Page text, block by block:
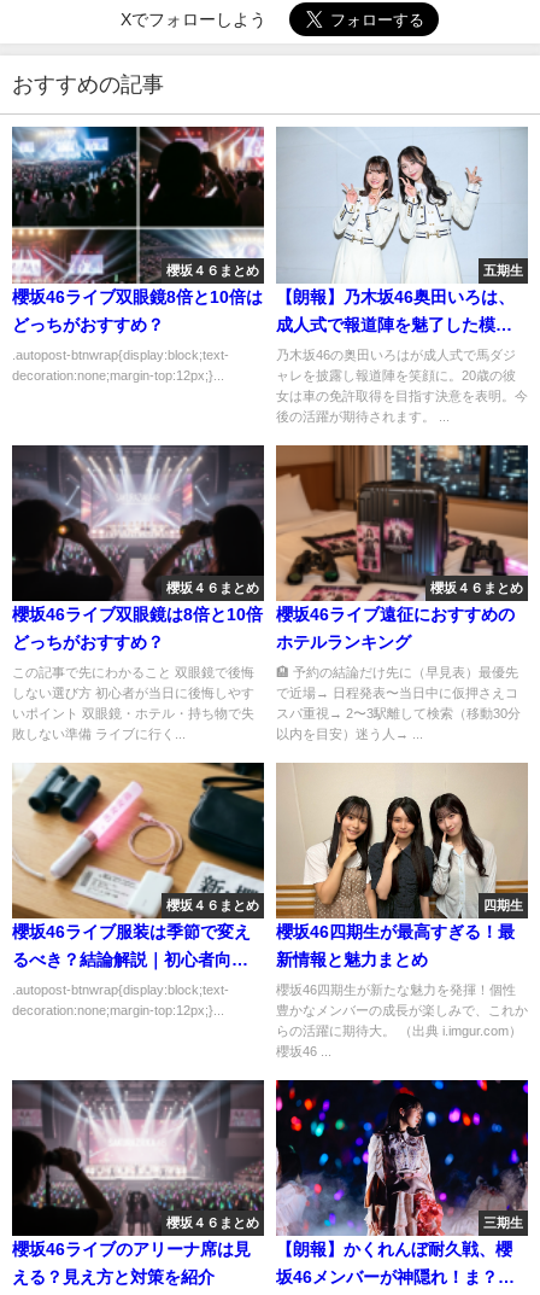
Xでフォローしよう
おすすめの記事
櫻坂４６まとめ
櫻坂46ライブ双眼鏡8倍と10倍は
どっちがおすすめ？
.autopost-btnwrap{display:block;text-
decoration:none;margin-top:12px;}...
五期生
【朗報】乃木坂46奥田いろは、
成人式で報道陣を魅了した模
様！
乃木坂46の奥田いろはが成人式で馬ダジ
ャレを披露し報道陣を笑顔に。20歳の彼
女は車の免許取得を目指す決意を表明。今
後の活躍が期待されます。 ...
櫻坂４６まとめ
櫻坂46ライブ双眼鏡は8倍と10倍
どっちがおすすめ？
この記事で先にわかること 双眼鏡で後悔
しない選び方 初心者が当日に後悔しやす
いポイント 双眼鏡・ホテル・持ち物で失
敗しない準備 ライブに行く...
櫻坂４６まとめ
櫻坂46ライブ遠征におすすめの
ホテルランキング
🏨 予約の結論だけ先に（早見表）最優先
で近場→ 日程発表〜当日中に仮押さえコ
スパ重視→ 2〜3駅離して検索（移動30分
以内を目安）迷う人→ ...
櫻坂４６まとめ
櫻坂46ライブ服装は季節で変え
るべき？結論解説｜初心者向け
にわかりやすく解説
.autopost-btnwrap{display:block;text-
decoration:none;margin-top:12px;}...
四期生
櫻坂46四期生が最高すぎる！最
新情報と魅力まとめ
櫻坂46四期生が新たな魅力を発揮！個性
豊かなメンバーの成長が楽しみで、これか
らの活躍に期待大。 （出典 i.imgur.com）
櫻坂46 ...
櫻坂４６まとめ
櫻坂46ライブのアリーナ席は見
える？見え方と対策を紹介
三期生
【朗報】かくれんぼ耐久戦、櫻
坂46メンバーが神隠れ！ま？こ